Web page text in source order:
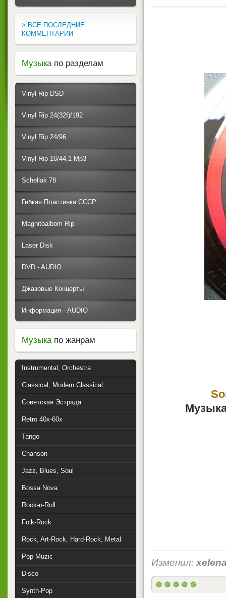
Изменил:
> ВСЕ ПОСЛЕДНИЕ
КОММЕНТАРИИ
Музыка по разделам
Vinyl Rip DSD
Vinyl Rip 24(32f)/192
Vinyl Rip 24/96
Vinyl Rip 16/44,1 Mp3
Schellak 78
Гибкая Пластинка СССР
Magnitoalbom Rip
Laser Disk
DVD - AUDIO
Джазовые Концерты
Информация - AUDIO
Музыкапо жанрам
Instrumental, Orchestra
Classical, Modern Classical
Советская Эстрада
Retro 40x-60x
Tango
Chanson
Jazz, Blues, Soul
Bossa Nova
Rock-n-Roll
Folk-Rock
Rock, Art-Rock, Hard-Rock, Metal
Pop-Muzic
Disco
Synth-Pop